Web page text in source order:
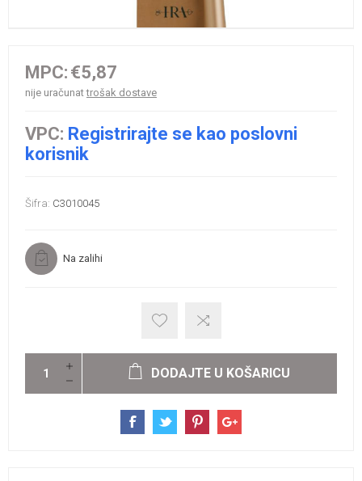
MPC: €5,87
nije uračunattrošak dostave
VPC: Registrirajte se kao poslovni
korisnik
Šifra: C3010045
Na zalihi
DODAJTE U KOŠARICU